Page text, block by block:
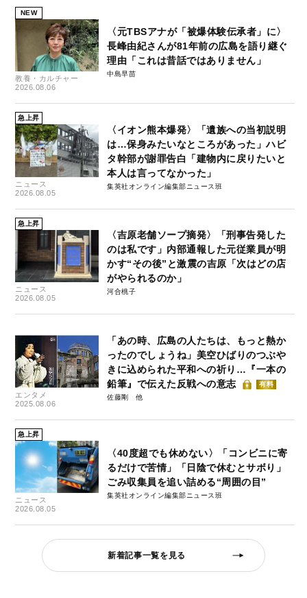
NEW
教養・カルチャー
2026.08.06
〈元TBSアナが「被爆体験伝承者」に〉
長峰由紀さんが81年前の広島を語り継ぐ
理由「これは昔話ではありません」
中島早苗
急上昇
ニュース
2026.08.05
〈イオン熊本爆発〉「遺族への当初説明
は…保身みたいなところがあった」ハビ
タ幹部が謝罪告白「建物内に戻りたいと
本人は言ってなかった」
集英社オンライン編集部ニュース班
急上昇
ニュース
2026.08.05
〈吉原老舗ソープ摘発〉「刑事告発した
のは私です」内部通報した元従業員が明
かす“その後”と激震の吉原「次はどの店
がやられるのか」
河合桃子
エンタメ
2025.08.06
「あの時、広島の人たちは、もっと熱か
ったのでしょうね」美空ひばりのつぶや
きに込められた平和への祈り…『一本の
鉛筆』で伝えた反戦への意志
有料
佐藤剛
急上昇
ニュース
2026.08.05
〈40度超でも休めない〉「コンビニに寄
るだけで苦情」「日陰で休むとサボり」
ごみ収集員を追い詰める“周囲の目”
集英社オンライン編集部ニュース班
新着記事一覧を見る